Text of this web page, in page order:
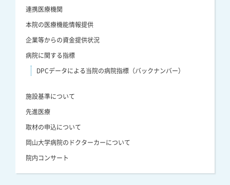
連携医療機関
本院の医療機能情報提供
企業等からの資金提供状況
病院に関する指標
DPCデータによる当院の病院指標（バックナンバー）
施設基準について
先進医療
取材の申込について
岡山大学病院のドクターカーについて
院内コンサート